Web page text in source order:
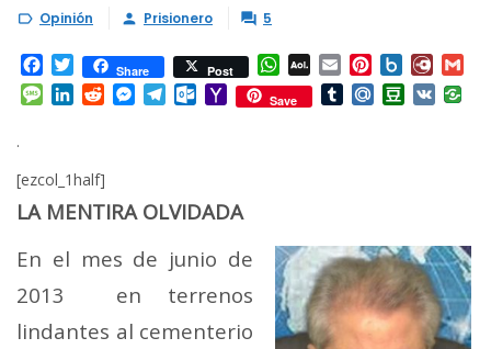
 Opinión  Prisionero  5
Facebook
TwitterShare Post WhatsApp
AOL
Mail
Email Pinterest
Box.net
Message
LinkedInRedditMessenger
TelegramOutlook.com
YahooSave TumblrMail.RuDouban
VK
.
[ezcol_1half]
LA MENTIRA OLVIDADA
En el mes de junio de
2013 en terrenos
lindantes al cementerio